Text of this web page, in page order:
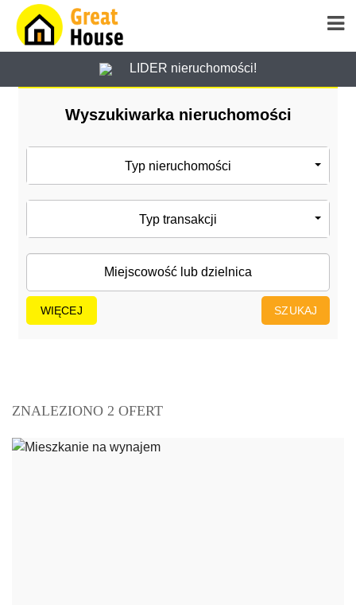
Wyszukiwarka nieruchomości
Typ nieruchomości
Typ transakcji
WIĘCEJ
ZNALEZIONO 2 OFERT
LIDER nieruchomości!